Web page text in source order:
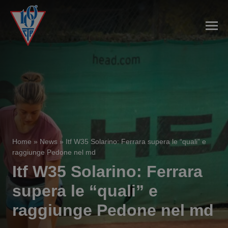
Home » News » Itf W35 Solarino: Ferrara supera le “quali” e
raggiunge Pedone nel md
Itf W35 Solarino: Ferrara
supera le “quali” e
raggiunge Pedone nel md